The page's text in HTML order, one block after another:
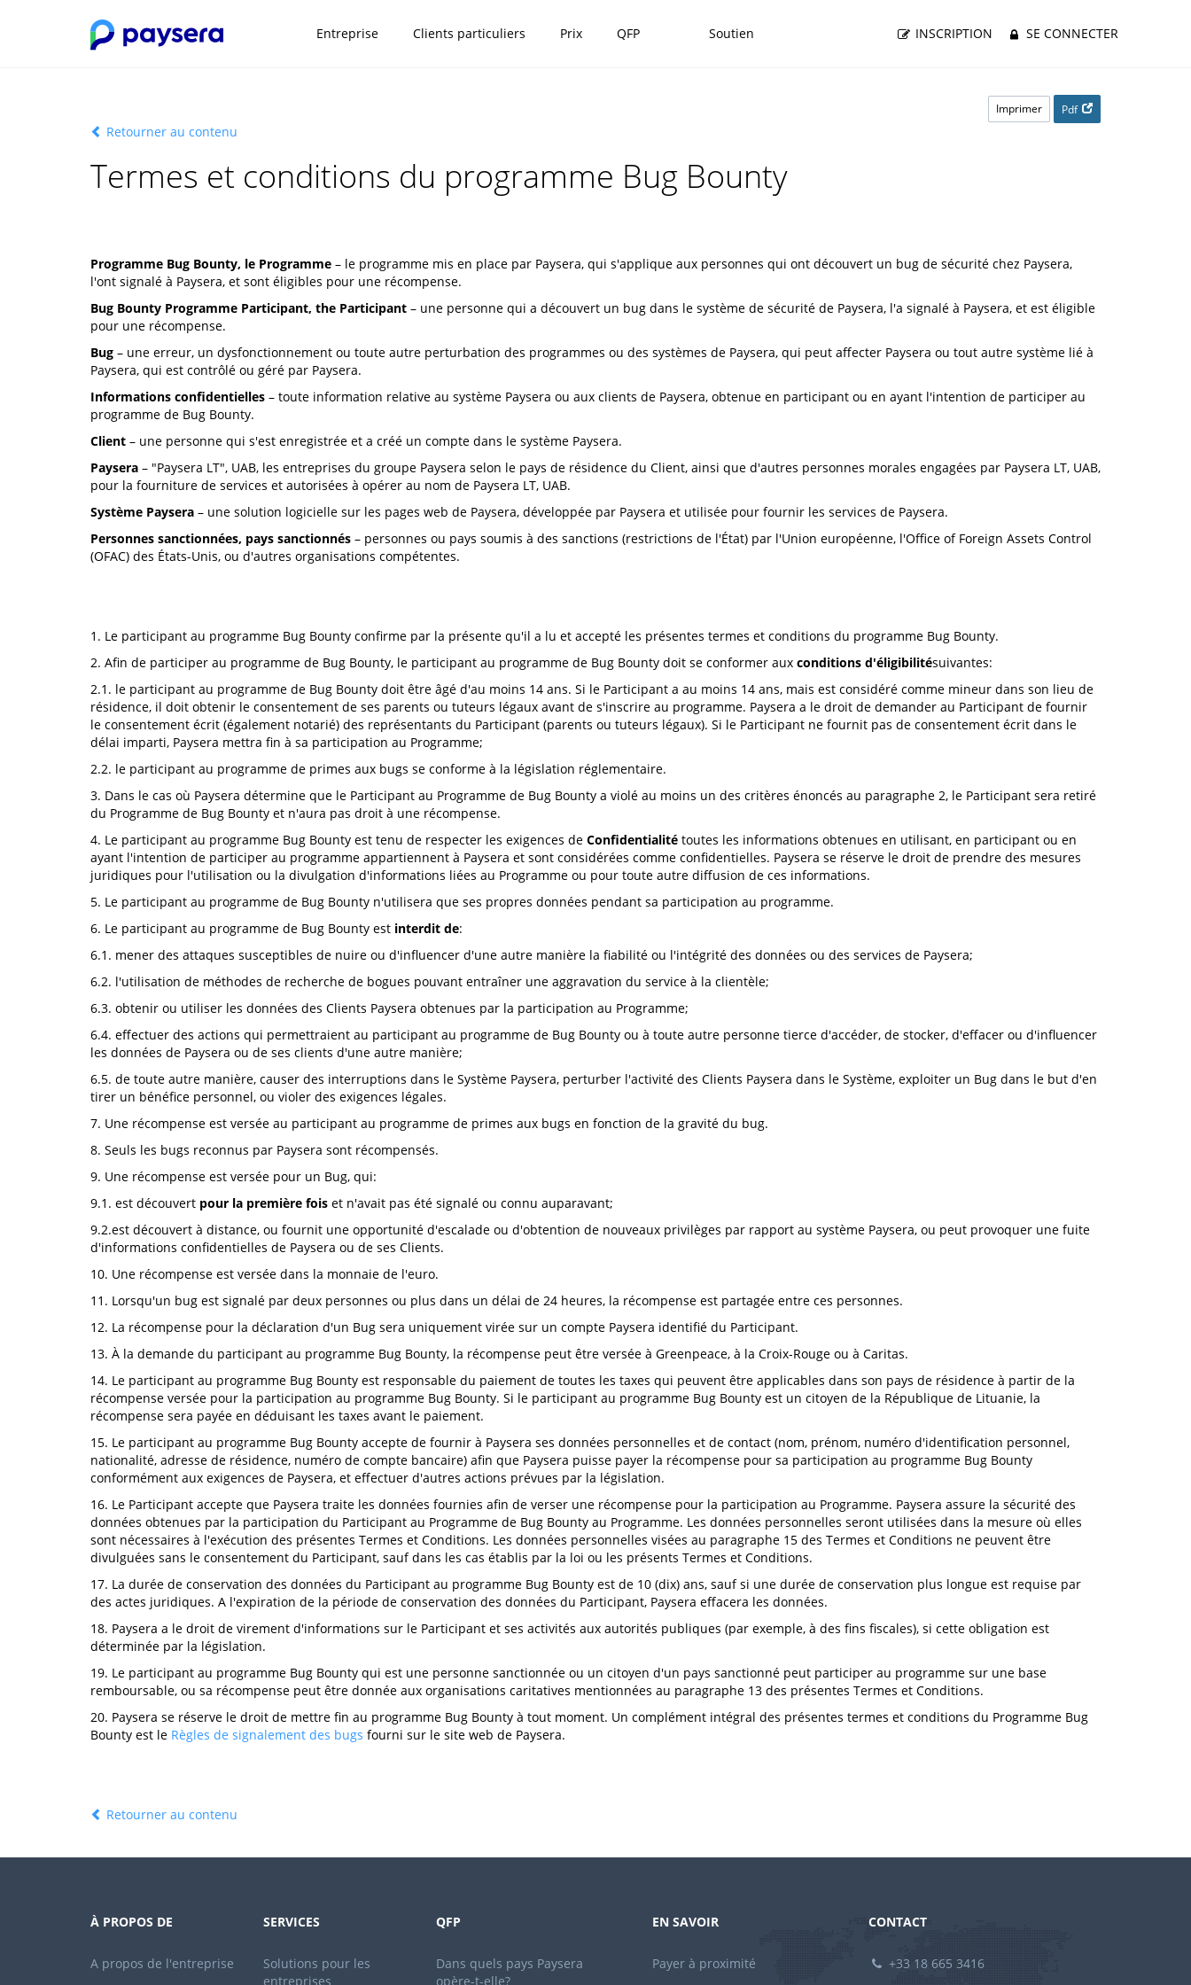
Entreprise Clients particuliers Prix QFP Soutien INSCRIPTION SE CONNECTER
Imprimer Pdf
Retourner au contenu
Termes et conditions du programme Bug Bounty
Programme Bug Bounty, le Programme – le programme mis en place par Paysera, qui s'applique aux personnes qui ont découvert un bug de sécurité chez Paysera,
l'ont signalé à Paysera, et sont éligibles pour une récompense.
Bug Bounty Programme Participant, the Participant – une personne qui a découvert un bug dans le système de sécurité de Paysera, l'a signalé à Paysera, et est éligible
pour une récompense.
Bug – une erreur, un dysfonctionnement ou toute autre perturbation des programmes ou des systèmes de Paysera, qui peut affecter Paysera ou tout autre système lié à
Paysera, qui est contrôlé ou géré par Paysera.
Informations confidentielles – toute information relative au système Paysera ou aux clients de Paysera, obtenue en participant ou en ayant l'intention de participer au
programme de Bug Bounty.
Client – une personne qui s'est enregistrée et a créé un compte dans le système Paysera.
Paysera – "Paysera LT", UAB, les entreprises du groupe Paysera selon le pays de résidence du Client, ainsi que d'autres personnes morales engagées par Paysera LT, UAB,
pour la fourniture de services et autorisées à opérer au nom de Paysera LT, UAB.
Système Paysera – une solution logicielle sur les pages web de Paysera, développée par Paysera et utilisée pour fournir les services de Paysera.
Personnes sanctionnées, pays sanctionnés – personnes ou pays soumis à des sanctions (restrictions de l'État) par l'Union européenne, l'Office of Foreign Assets Control
(OFAC) des États-Unis, ou d'autres organisations compétentes.
1. Le participant au programme Bug Bounty confirme par la présente qu'il a lu et accepté les présentes termes et conditions du programme Bug Bounty.
2. Afin de participer au programme de Bug Bounty, le participant au programme de Bug Bounty doit se conformer aux conditions d'éligibilitésuivantes:
2.1. le participant au programme de Bug Bounty doit être âgé d'au moins 14 ans. Si le Participant a au moins 14 ans, mais est considéré comme mineur dans son lieu de
résidence, il doit obtenir le consentement de ses parents ou tuteurs légaux avant de s'inscrire au programme. Paysera a le droit de demander au Participant de fournir
le consentement écrit (également notarié) des représentants du Participant (parents ou tuteurs légaux). Si le Participant ne fournit pas de consentement écrit dans le
délai imparti, Paysera mettra fin à sa participation au Programme;
2.2. le participant au programme de primes aux bugs se conforme à la législation réglementaire.
3. Dans le cas où Paysera détermine que le Participant au Programme de Bug Bounty a violé au moins un des critères énoncés au paragraphe 2, le Participant sera retiré
du Programme de Bug Bounty et n'aura pas droit à une récompense.
4. Le participant au programme Bug Bounty est tenu de respecter les exigences de Confidentialité toutes les informations obtenues en utilisant, en participant ou en
ayant l'intention de participer au programme appartiennent à Paysera et sont considérées comme confidentielles. Paysera se réserve le droit de prendre des mesures
juridiques pour l'utilisation ou la divulgation d'informations liées au Programme ou pour toute autre diffusion de ces informations.
5. Le participant au programme de Bug Bounty n'utilisera que ses propres données pendant sa participation au programme.
6. Le participant au programme de Bug Bounty est interdit de:
6.1. mener des attaques susceptibles de nuire ou d'influencer d'une autre manière la fiabilité ou l'intégrité des données ou des services de Paysera;
6.2. l'utilisation de méthodes de recherche de bogues pouvant entraîner une aggravation du service à la clientèle;
6.3. obtenir ou utiliser les données des Clients Paysera obtenues par la participation au Programme;
6.4. effectuer des actions qui permettraient au participant au programme de Bug Bounty ou à toute autre personne tierce d'accéder, de stocker, d'effacer ou d'influencer
les données de Paysera ou de ses clients d'une autre manière;
6.5. de toute autre manière, causer des interruptions dans le Système Paysera, perturber l'activité des Clients Paysera dans le Système, exploiter un Bug dans le but d'en
tirer un bénéfice personnel, ou violer des exigences légales.
7. Une récompense est versée au participant au programme de primes aux bugs en fonction de la gravité du bug.
8. Seuls les bugs reconnus par Paysera sont récompensés.
9. Une récompense est versée pour un Bug, qui:
9.1. est découvert pour la première fois et n'avait pas été signalé ou connu auparavant;
9.2.est découvert à distance, ou fournit une opportunité d'escalade ou d'obtention de nouveaux privilèges par rapport au système Paysera, ou peut provoquer une fuite
d'informations confidentielles de Paysera ou de ses Clients.
10. Une récompense est versée dans la monnaie de l'euro.
11. Lorsqu'un bug est signalé par deux personnes ou plus dans un délai de 24 heures, la récompense est partagée entre ces personnes.
12. La récompense pour la déclaration d'un Bug sera uniquement virée sur un compte Paysera identifié du Participant.
13. À la demande du participant au programme Bug Bounty, la récompense peut être versée à Greenpeace, à la Croix-Rouge ou à Caritas.
14. Le participant au programme Bug Bounty est responsable du paiement de toutes les taxes qui peuvent être applicables dans son pays de résidence à partir de la
récompense versée pour la participation au programme Bug Bounty. Si le participant au programme Bug Bounty est un citoyen de la République de Lituanie, la
récompense sera payée en déduisant les taxes avant le paiement.
15. Le participant au programme Bug Bounty accepte de fournir à Paysera ses données personnelles et de contact (nom, prénom, numéro d'identification personnel,
nationalité, adresse de résidence, numéro de compte bancaire) afin que Paysera puisse payer la récompense pour sa participation au programme Bug Bounty
conformément aux exigences de Paysera, et effectuer d'autres actions prévues par la législation.
16. Le Participant accepte que Paysera traite les données fournies afin de verser une récompense pour la participation au Programme. Paysera assure la sécurité des
données obtenues par la participation du Participant au Programme de Bug Bounty au Programme. Les données personnelles seront utilisées dans la mesure où elles
sont nécessaires à l'exécution des présentes Termes et Conditions. Les données personnelles visées au paragraphe 15 des Termes et Conditions ne peuvent être
divulguées sans le consentement du Participant, sauf dans les cas établis par la loi ou les présents Termes et Conditions.
17. La durée de conservation des données du Participant au programme Bug Bounty est de 10 (dix) ans, sauf si une durée de conservation plus longue est requise par
des actes juridiques. A l'expiration de la période de conservation des données du Participant, Paysera effacera les données.
18. Paysera a le droit de virement d'informations sur le Participant et ses activités aux autorités publiques (par exemple, à des fins fiscales), si cette obligation est
déterminée par la législation.
19. Le participant au programme Bug Bounty qui est une personne sanctionnée ou un citoyen d'un pays sanctionné peut participer au programme sur une base
remboursable, ou sa récompense peut être donnée aux organisations caritatives mentionnées au paragraphe 13 des présentes Termes et Conditions.
20. Paysera se réserve le droit de mettre fin au programme Bug Bounty à tout moment. Un complément intégral des présentes termes et conditions du Programme Bug
Bounty est le Règles de signalement des bugs fourni sur le site web de Paysera.
Retourner au contenu
À PROPOS DE
A propos de l'entreprise
SERVICES
Solutions pour les
entreprises
QFP
Dans quels pays Paysera
opère-t-elle?
EN SAVOIR
Payer à proximité
CONTACT
+33 18 665 3416